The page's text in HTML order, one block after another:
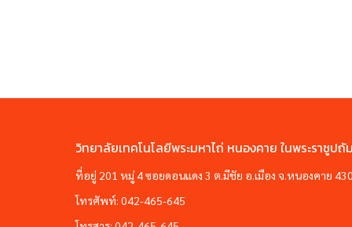
วิทยาลัยเทคโนโลยีพระมหาไถ่ หนองคาย ในพระราชูปถั
ที่อยู่ 201 หมู่ 4 ซอยดอนแดง 3 ต.มีชัย อ.เมือง จ.หนองคาย
โทรศัพท์: 042-465-645